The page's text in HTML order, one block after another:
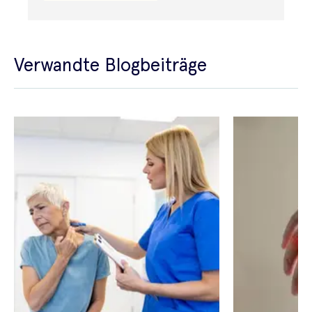
Verwandte Blogbeiträge